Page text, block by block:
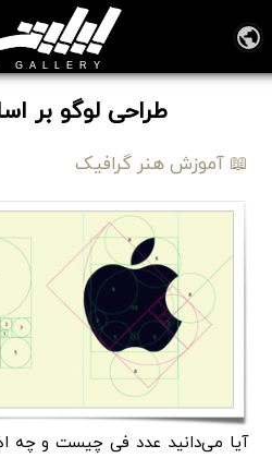
طراحی لوگو بر
📖 آموزش هنر گرافیک
آیا می‌دانید عدد فی چیست و چه